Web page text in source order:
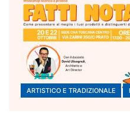
ARTISTICO E TRADIZIONALE